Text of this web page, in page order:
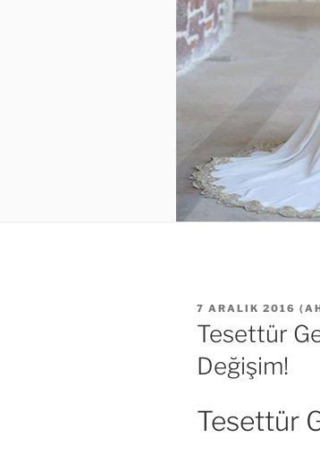
YAYIM
TARIHI
7 ARALIK 2016 (
Tesettür
Değişim!
Tesettür